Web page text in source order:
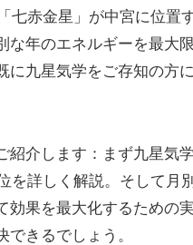
七赤金星」が中宮に位置
な年のエネルギーを最大
に九星気学をご存知の方
紹介します：まず九星気
を詳しく解説。そして月
効果を最大化するための
きるでしょう。